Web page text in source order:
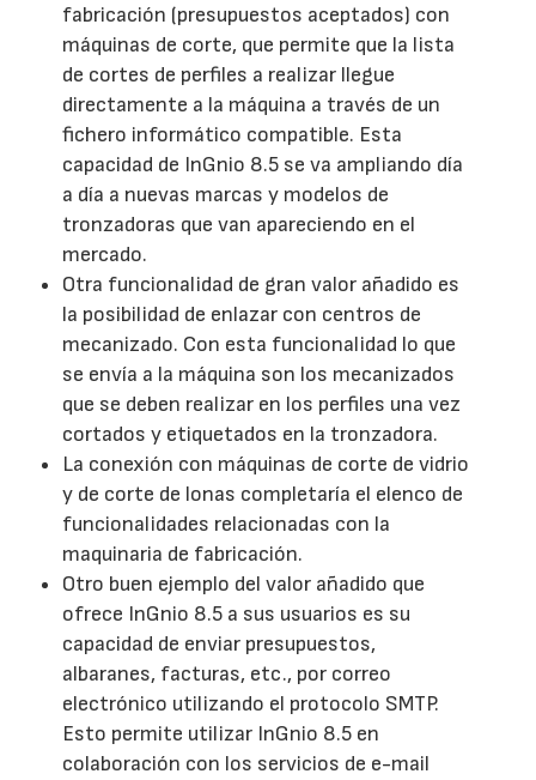
fabricación (presupuestos aceptados) con
máquinas de corte, que permite que la lista
de cortes de perfiles a realizar llegue
directamente a la máquina a través de un
fichero informático compatible. Esta
capacidad de InGnio 8.5 se va ampliando día
a día a nuevas marcas y modelos de
tronzadoras que van apareciendo en el
mercado.
Otra funcionalidad de gran valor añadido es
la posibilidad de enlazar con centros de
mecanizado. Con esta funcionalidad lo que
se envía a la máquina son los mecanizados
que se deben realizar en los perfiles una vez
cortados y etiquetados en la tronzadora.
La conexión con máquinas de corte de vidrio
y de corte de lonas completaría el elenco de
funcionalidades relacionadas con la
maquinaria de fabricación.
Otro buen ejemplo del valor añadido que
ofrece InGnio 8.5 a sus usuarios es su
capacidad de enviar presupuestos,
albaranes, facturas, etc., por correo
electrónico utilizando el protocolo SMTP.
Esto permite utilizar InGnio 8.5 en
colaboración con los servicios de e-mail